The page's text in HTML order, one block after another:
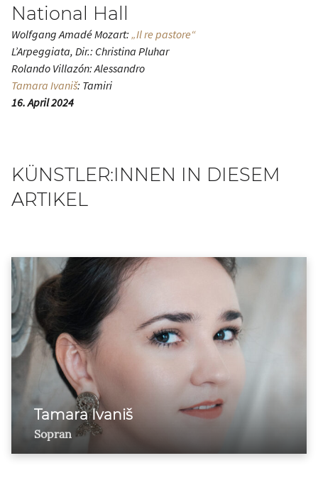
National Hall
Wolfgang Amadé Mozart: „Il re pastore“
L’Arpeggiata, Dir.: Christina Pluhar
Rolando Villazón: Alessandro
Tamara Ivaniš: Tamiri
16. April 2024
KÜNSTLER:INNEN IN DIESEM
ARTIKEL
Tamara Ivaniš
Sopran